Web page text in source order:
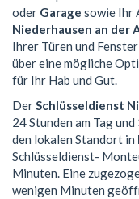
oder Garage sowie Ihr
Niederhausen an der
Ihrer Türen und
über eine mögliche
für Ihr Hab und Gut.
DerSchlüsseldienst
24 Stunden am Tag
den lokalen Standort in
Schlüsseldienst-
Minuten. Eine
wenigen Minuten